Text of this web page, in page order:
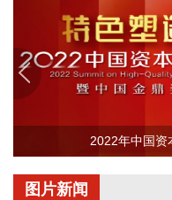
段防御应对工作成效。他
能强度更强、持续时间更
令而动，把防汛防台工作
至上、生命至上，坚持“
前量”，立足台风正面登
潮“三碰头”等极端情况，
有的工作都往前预置、往
场大仗硬仗。
2022年中国资
图片新闻